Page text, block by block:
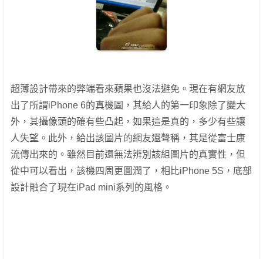
超薄設計帶來的弊端看來蘋果也沒法避免。現在有網友放
出了所謂iPhone 6的真機圖，其給人的第一印象除了變大
外，其攝像頭的確有些凸起，如果這是真的，多少有些讓
人失望。此外，給出該圖片的網友還聲稱，其是從富士康
流傳出來的。雖然目前還無法辨別該組圖片的真實性，但
從中可以看出，該機四周更圓潤了，相比iPhone 5S，底部
設計融合了現在iPad mini系列的風格。